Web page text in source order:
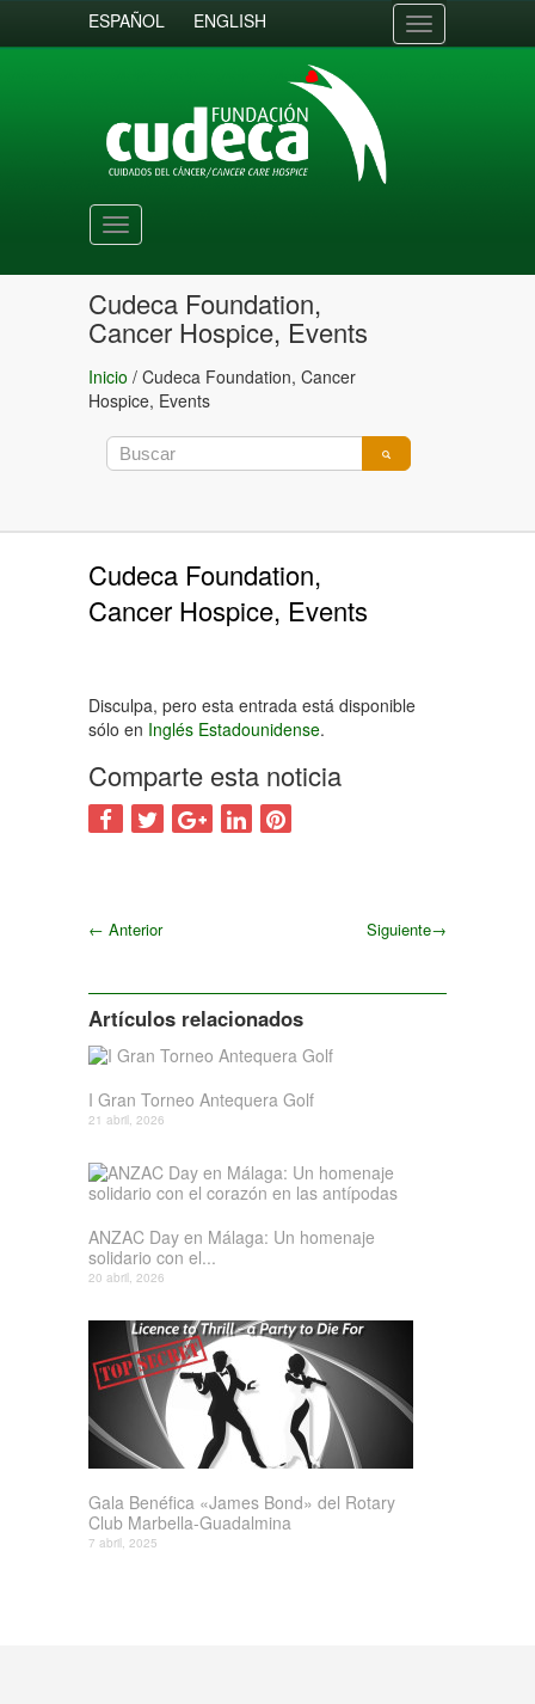
ESPAÑOL ENGLISH
Toggle
navigation
Toggle
navigation
Cudeca Foundation,
Cancer Hospice, Events
Inicio / Cudeca Foundation, Cancer
Hospice, Events
Cudeca Foundation,
Cancer Hospice, Events
Disculpa, pero esta entrada está disponible
sólo en Inglés Estadounidense.
Comparte esta noticia
← Anterior Siguiente→
Artículos relacionados
I Gran Torneo Antequera Golf
21 abril, 2026
ANZAC Day en Málaga: Un homenaje
solidario con el...
20 abril, 2026
Gala Benéfica «James Bond» del Rotary
Club Marbella-Guadalmina
7 abril, 2025